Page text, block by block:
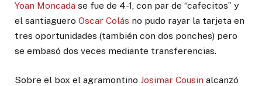
Yoan Moncada se fue de 4-1, con par de “cafecitos” y
el santiaguero Oscar Colás no pudo rayar la tarjeta en
tres oportunidades (también con dos ponches) pero
se embasó dos veces mediante transferencias.
Sobre el box el agramontino Josimar Cousin alcanzó